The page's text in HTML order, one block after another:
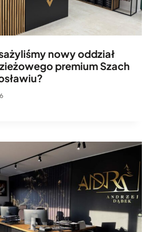
nowy oddział
premium Szach